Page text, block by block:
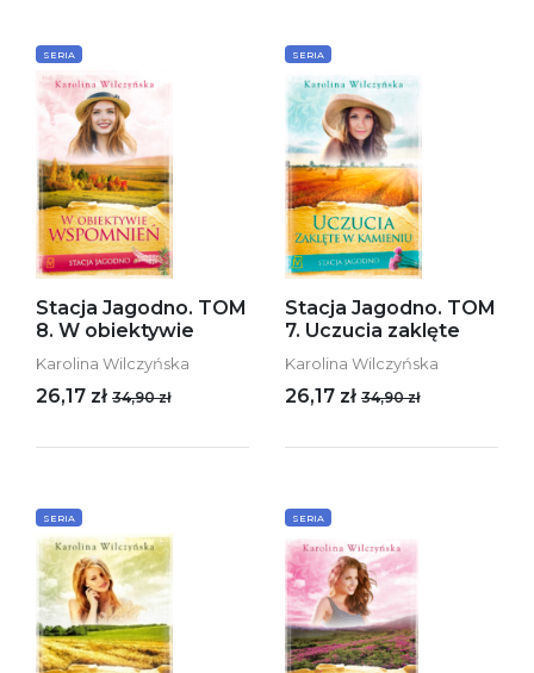
SERIA
Stacja Jagodno. TOM
8. W obiektywie
Karolina Wilczyńska
26,17 zł 34,90 zł
SERIA
Stacja Jagodno. TOM
7. Uczucia zaklęte
Karolina Wilczyńska
26,17 zł 34,90 zł
SERIA SERIA